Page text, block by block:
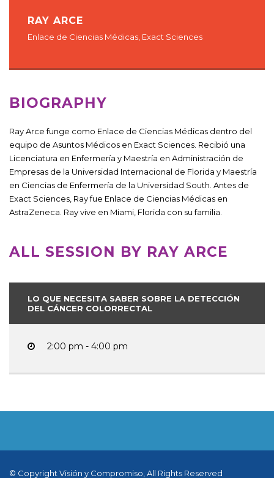
RAY ARCE
Enlace de Ciencias Médicas, Exact Sciences
BIOGRAPHY
Ray Arce funge como Enlace de Ciencias Médicas dentro del
equipo de Asuntos Médicos en Exact Sciences. Recibió una
Licenciatura en Enfermería y Maestría en Administración de
Empresas de la Universidad Internacional de Florida y Maestría
en Ciencias de Enfermería de la Universidad South. Antes de
Exact Sciences, Ray fue Enlace de Ciencias Médicas en
AstraZeneca. Ray vive en Miami, Florida con su familia.
ALL SESSION BY RAY ARCE
LO QUE NECESITA SABER SOBRE LA DETECCIÓN
DEL CÁNCER COLORRECTAL
2:00 pm - 4:00 pm
© Copyright Visión y Compromiso, All Rights Reserved